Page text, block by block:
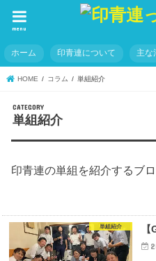
menu
ホーム 印青連について 主な
HOME コラム 単組紹介
単組紹介
印青連の単組を紹介するブロ
単組紹介